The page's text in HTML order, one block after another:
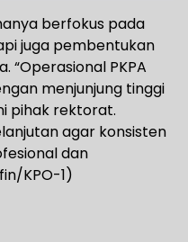
berfokus pada
juga pembentukan
“Operasional PKPA
menjunjung tinggi
pihak rektorat.
agar konsisten
dan
KPO-1)